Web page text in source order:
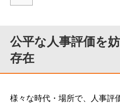
公平な人事評価を
存在
様々な時代・場所で、人事評